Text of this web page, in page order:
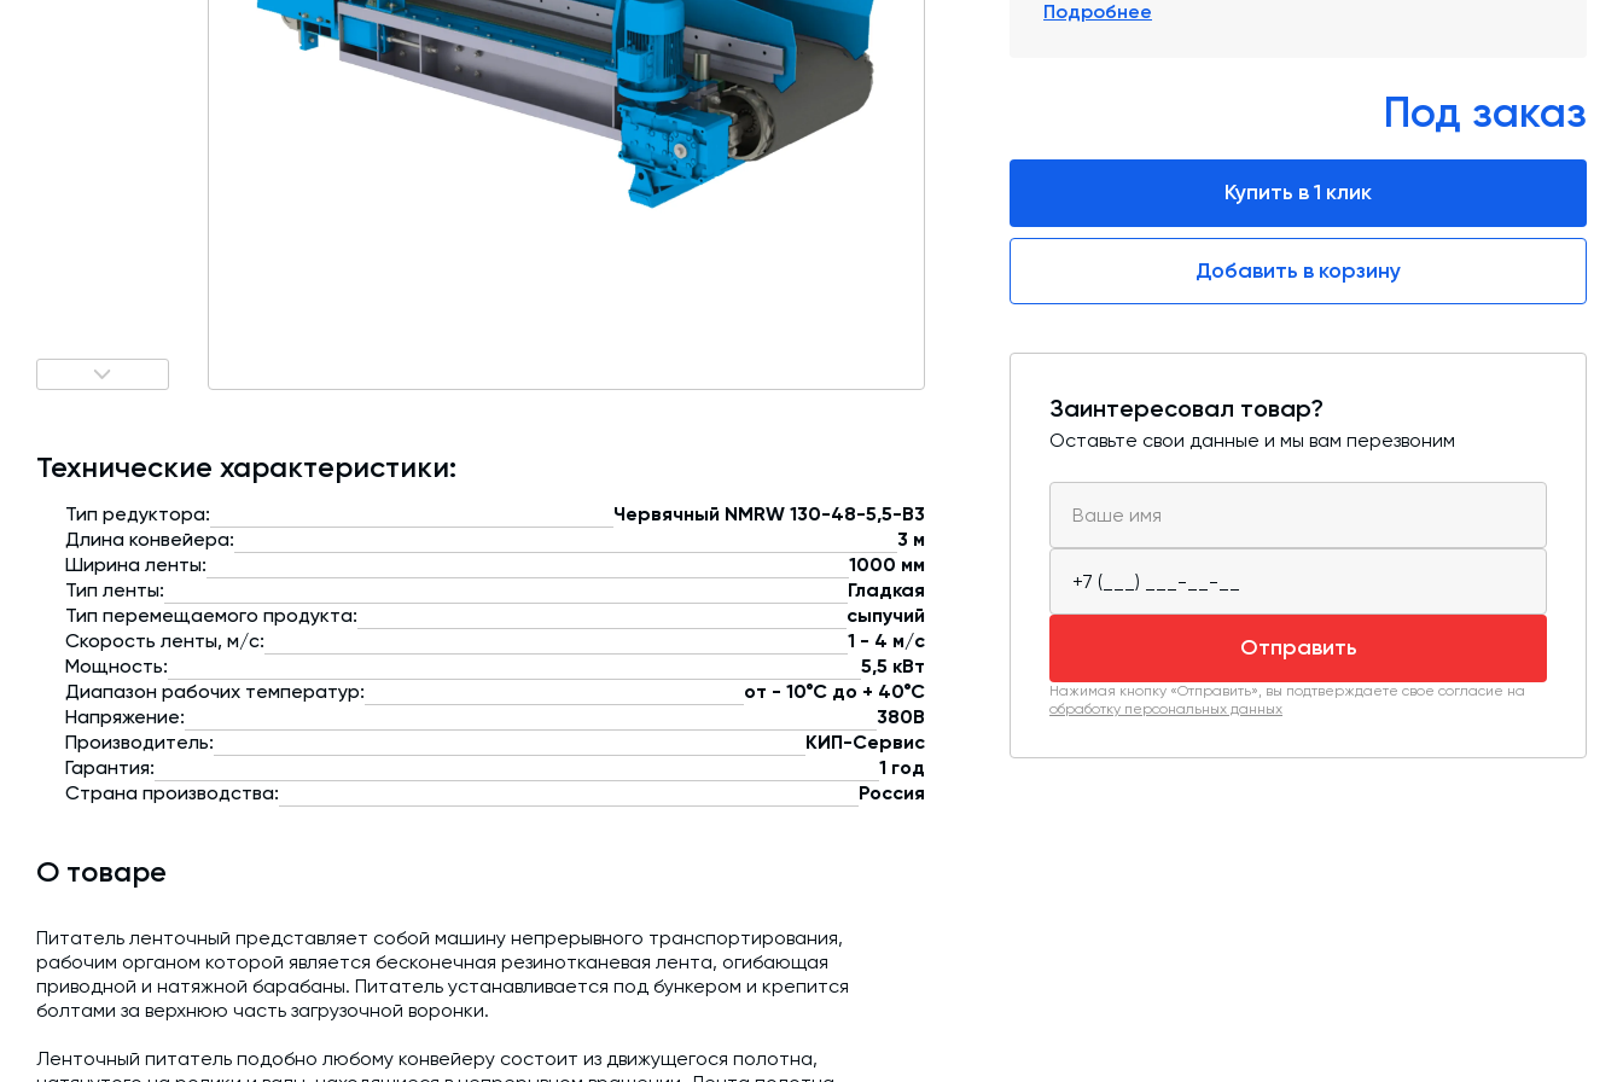
Затворы для силосов и дозаторов
Промышленные фильтры и комплектующие
Оборудование для производства ЖБИ
Телескопические загрузчики
Промышленные вибраторы
Дробильно-сортировочный комплекс
Подбор и поставка комплектующих под
Экспертиза промышленной безопасности
производств
Технические характеристики:
Тип редуктора:
Червячный NMRW 130-48-5,5-B3
Длина конвейера:
3 м
Ширина ленты:
1000 мм
Тип ленты:
Гладкая
Тип перемещаемого продукта:
сыпучий
Скорость ленты, м/с:
1 - 4 м/с
Мощность:
5,5 кВт
Диапазон рабочих температур:
от - 10°С до + 40°С
Напряжение:
380В
Производитель:
КИП-Сервис
Гарантия:
1 год
Страна производства:
Россия
О товаре
Питатель ленточный представляет собой машину непрерывного транспортирования,
рабочим органом которой является бесконечная резинотканевая лента, огибающая
приводной и натяжной барабаны. Питатель устанавливается под бункером и крепится
болтами за верхнюю часть загрузочной воронки.
Ленточный питатель подобно любому конвейеру состоит из движущегося полотна,
Подробнее
Под заказ
Купить в 1 клик
Добавить в корзину
Заинтересовал товар?
Оставьте свои данные и мы вам перезвоним
Отправить
Нажимая кнопку «Отправить», вы подтверждаете свое согласие на
обработку персональных данных